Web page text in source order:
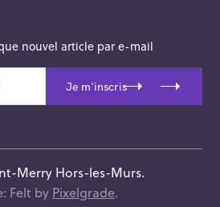
nouvel article par e-mail
Je m'inscris
Merry Hors-les-Murs.
Felt by Pixelgrade.